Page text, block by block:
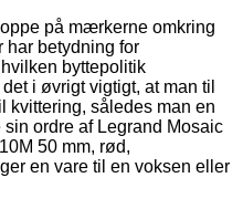
på mærkerne omkring
betydning for
byttepolitik
i øvrigt vigtigt, at man til
kvittering, således man en
ordre af Legrand Mosaic
50 mm, rød,
en vare til en voksen eller